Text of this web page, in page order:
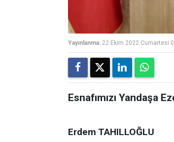
Yayınlanma: 22 Ekim 2022 Cumartesi
Esnafımızı Yandaşa
Erdem TAHILLOĞLU